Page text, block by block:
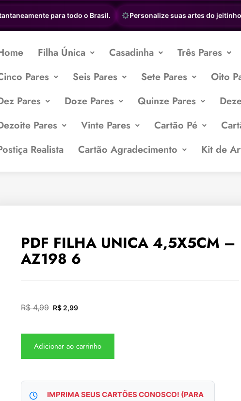
para todo o Brasil. Personalize suas artes do jeitinho
Filha Única Casadinha Três Pares
Pares
Seis Pares Sete Pares Oito
Pares
Doze Pares Quinze Pares
Pares
Vinte Pares Cartão Pé
Realista
Cartão Agradecimento Kit de
PDF FILHA UNICA 4,5X5CM –
AZ198 6
R$4,99 R$ 2,99
Adicionar ao carrinho
IMPRIMA SEUS CARTÕES CONOSCO! (PARA